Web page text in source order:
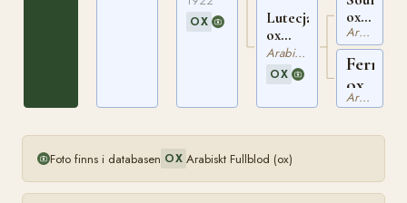
OX
Lutecja
ox
PASB
237
Arabiskt Fullblod
OX
ox
PASB
427
Arabiskt Fullblod
Ferrara
ox
Arabiskt Fullblod
Foto finns i databasen OX Arabiskt Fullblod (ox)